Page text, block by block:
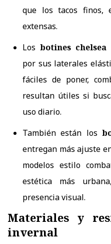
que los tacos finos,
extensas.
Los botines chelsea
por sus laterales
fáciles de poner,
resultan útiles si
uso diario.
También están los
entregan más ajuste
modelos estilo
estética más
presencia visual.
Materiales y
invernal